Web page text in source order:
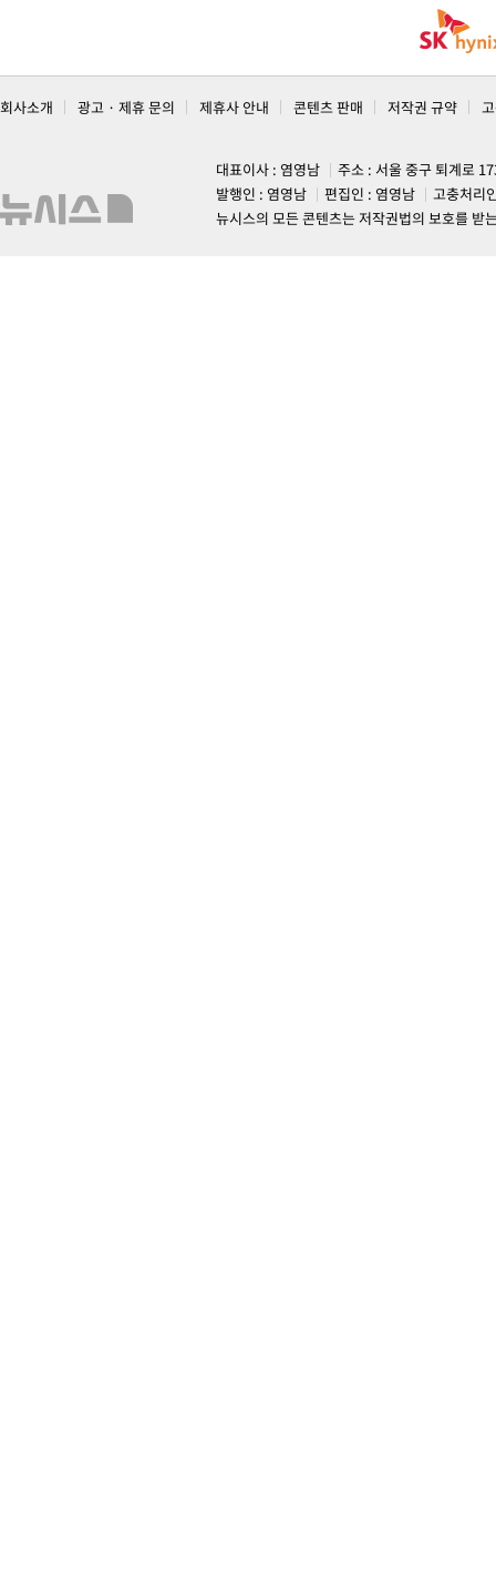
회사소개 광고 · 제휴 문의 제휴사 안내 콘텐츠 판매 저작권 규약
대표이사 : 염영남
주소 : 서울 중구 퇴계로
발행인 : 염영남
편집인 : 염영남
고충처리
뉴시스의 모든 콘텐츠는 저작권법의 보호를